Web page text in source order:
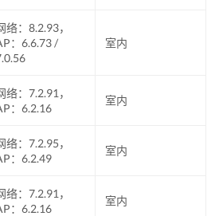
络：8.2.93，
：6.6.73 /
室内
络：7.2.91，
：6.2.16
室内
络：7.2.95，
：6.2.49
室内
络：7.2.91，
：6.2.16
室内